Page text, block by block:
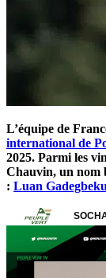
L’équipe de
international de
2025. Parmi les
Chauvin, un nom
: Luan Gadegbeku